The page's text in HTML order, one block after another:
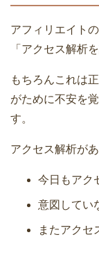
アフィリエイト
「アクセス解析
もちろんこれは
がために不安を
す。
アクセス解析があ
今日もアク
意図してい
またアクセ